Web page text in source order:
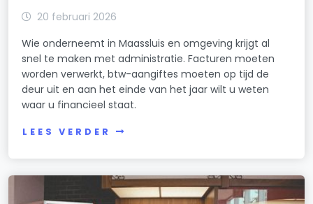
20 februari 2026
Wie onderneemt in Maassluis en omgeving krijgt al
snel te maken met administratie. Facturen moeten
worden verwerkt, btw-aangiftes moeten op tijd de
deur uit en aan het einde van het jaar wilt u weten
waar u financieel staat.
LEES VERDER